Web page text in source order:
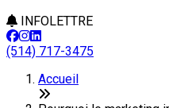
INFOLETTRE
(514) 717-3475
Accueil